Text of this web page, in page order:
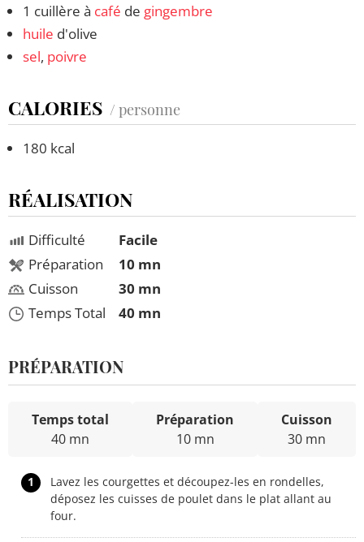
1 cuillère à café de gingembre
huile d'olive
sel, poivre
CALORIES / personne
180 kcal
RÉALISATION
Difficulté
Préparation
Cuisson
Temps Total
Facile
10 mn
30 mn
40 mn
PRÉPARATION
Temps total
40 mn
Préparation
10 mn
Cuisson
30 mn
1
Lavez les courgettes et découpez-les en rondelles,
déposez les cuisses de poulet dans le plat allant au
four.